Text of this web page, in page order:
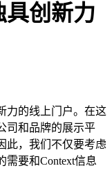
具创新力
力的线上门户。在这
司和品牌的展示平
此，我们不仅要考虑
需要和Context信息